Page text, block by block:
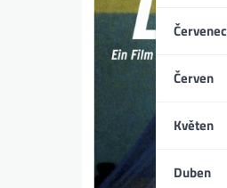
Červenec
Červen
Květen
Duben